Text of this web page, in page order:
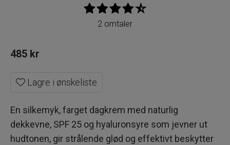
2 omtaler
485 kr
Lagre i ønskeliste
En silkemyk, farget dagkrem med naturlig
dekkevne, SPF 25 og hyaluronsyre som jevner ut
hudtonen, gir strålende glød og effektivt beskytter